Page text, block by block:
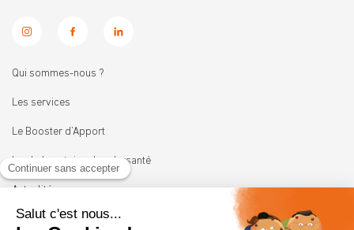
Qui sommes-nous ?
Les services
Le Booster d’Apport
Les Laboratoires Leadersanté
Actualités
Nous rejoindre